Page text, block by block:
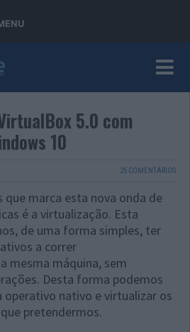
5.0 com
10
25 COMENTÁRIOS
que marca esta nova onda de
é a virtualização. Esta
de uma forma simples, ter
a correr
mesma máquina, sem
Desta forma podemos
nativo e virtualizar os
pretendermos.